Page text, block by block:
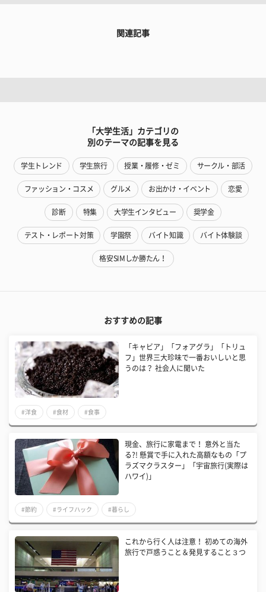
関連記事
「大学生活」カテゴリの
別のテーマの記事を見る
学生トレンド 学生旅行 授業・履修・ゼミ サークル・部活
ファッション・コスメ グルメ お出かけ・イベント 恋愛
診断 特集 大学生インタビュー 奨学金
テスト・レポート対策 学園祭 バイト知識 バイト体験談
格安SIMしか勝たん！
おすすめの記事
「キャビア」「フォアグラ」「トリュ
フ」世界三大珍味で一番おいしいと思
うのは？ 社会人に聞いた
#洋食 #食材 #食事
現金、旅行に家電まで！ 意外と当た
る?! 懸賞で手に入れた高額なもの「プ
ラズマクラスター」「宇宙旅行(実際は
ハワイ)」
#節約 #ライフハック #暮らし
これから行く人は注意！ 初めての海外
旅行で戸惑うこと＆発見すること３つ